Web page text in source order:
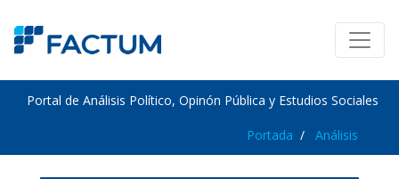
Portal de Análisis Político, Opinón Pública y Estudios Sociales
Portada Análisis